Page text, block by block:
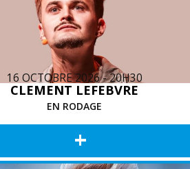
16 OCTOBRE 2026 - 20H30
CLEMENT LEFEBVRE
EN RODAGE
+